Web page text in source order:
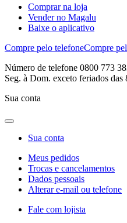
Comprar na loja
Vender no Magalu
Baixe o aplicativo
Compre pelo telefoneCompre
Número de telefone 0800 773
Seg. à Dom. exceto feriados das
Sua conta
Sua conta
Meus pedidos
Trocas e cancelamentos
Dados pessoais
Alterar e-mail ou telefone
Fale com lojista